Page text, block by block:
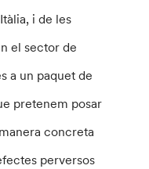
i de les
el sector de
a un paquet de
pretenem posar
concreta
perversos